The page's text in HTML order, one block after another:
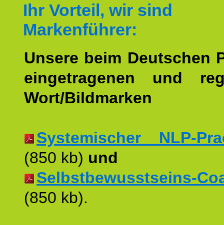
Ihr Vorteil, wir sind
Markenführer:
Unsere beim Deutschen
eingetragenen und
Wort/Bildmarken
Systemischer NLP-
(850 kb) und
Selbstbewusstseins-
(850 kb).